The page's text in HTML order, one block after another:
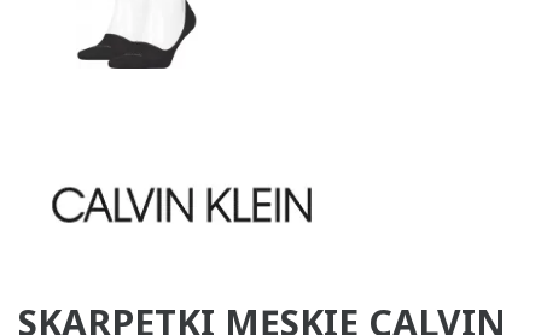
SKARPETKI MĘSKIE CALVIN